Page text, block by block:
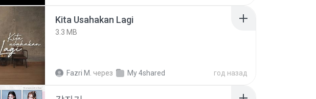
Kita Usahakan Lagi
3.3 MB
Fazri M. через My 4shared год назад